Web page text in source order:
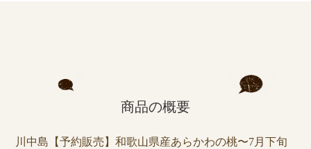
商品の概要
川中島【予約販売】和歌山県産あらかわの桃〜7月下旬